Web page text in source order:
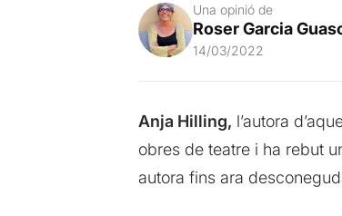
Una opinió de
Roser Garcia
14/03/2022
Anja Hilling, l’autora
obres de teatre i ha rebut
autora fins ara